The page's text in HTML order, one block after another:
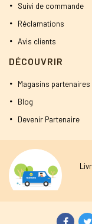
Suivi de commande
Réclamations
Avis clients
DÉCOUVRIR
Magasins partenaires
Blog
Devenir Partenaire